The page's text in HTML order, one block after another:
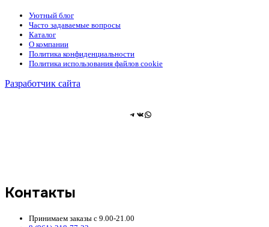
Уютный блог
Часто задаваемые вопросы
Каталог
О компании
Политика конфиденциальности
Политика использования файлов cookie
Разработчик сайта
Telegram
ВКонтакте
WhatsApp
Контакты
Принимаем заказы с 9.00-21.00